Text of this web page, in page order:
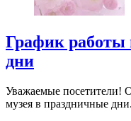
График работы
дни
Уважаемые посетители!
музея в праздничные дни.